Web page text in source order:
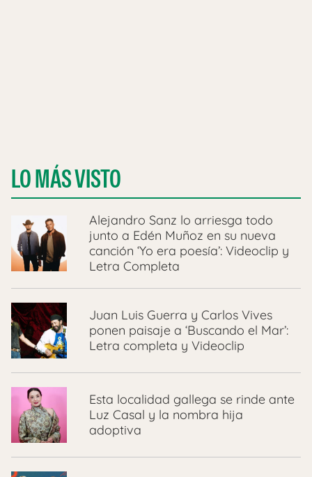
LO MÁS VISTO
Alejandro Sanz lo arriesga todo
junto a Edén Muñoz en su nueva
canción ‘Yo era poesía’: Videoclip y
Letra Completa
Juan Luis Guerra y Carlos Vives
ponen paisaje a ‘Buscando el Mar’:
Letra completa y Videoclip
Esta localidad gallega se rinde ante
Luz Casal y la nombra hija
adoptiva